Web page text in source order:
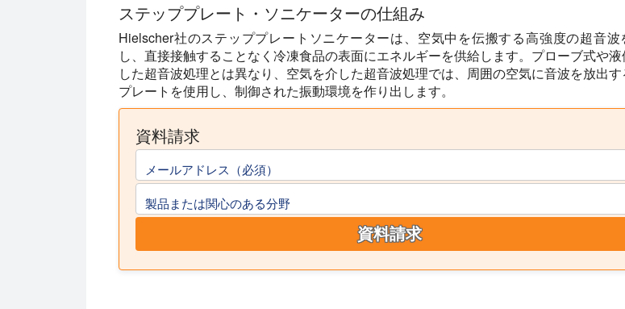
ステッププレート・ソニケーターの仕組み
Hielscher社のステッププレートソニケーターは、空気中を伝搬する高強度の超音波
し、直接接触することなく冷凍食品の表面にエネルギーを供給します。プローブ式や
した超音波処理とは異なり、空気を介した超音波処理では、周囲の空気に音波を放出
プレートを使用し、制御された振動環境を作り出します。
資料請求
メールアドレス（必須）
製品または関心のある分野
資料請求